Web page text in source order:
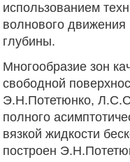
использованием
волнового движения
глубины.
Многообразие зон
свободной
Э.Н.Потетюнко,
полного
вязкой жидкости
построен